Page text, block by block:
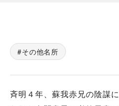
その他名所
斉明４年、蘇我赤兄の陰謀